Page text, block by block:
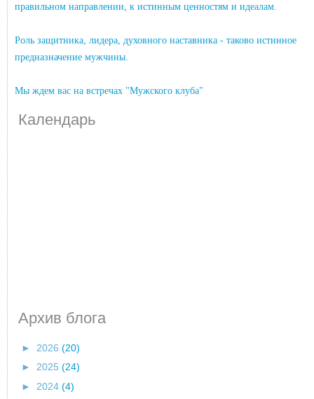
правильном направлении, к истинным ценностям и идеалам.
Роль защитника, лидера, духовного наставника - таково истинное
предназначение мужчины.
Мы ждем вас на встречах "Мужского клуба"
Календарь
Архив блога
► 2026(20)
► 2025(24)
► 2024(4)